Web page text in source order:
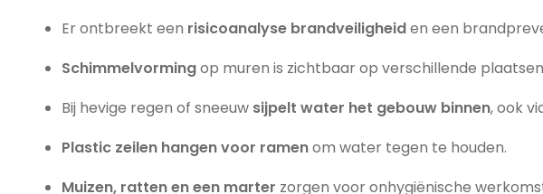
Er ontbreekt een risicoanalyse brandveiligheiden een
Schimmelvormingop muren is zichtbaar op verschillende
Bij hevige regen of sneeuw sijpelt water het gebouw binnen, ook
Plastic zeilen hangen voor ramenom water tegen te houden.
Muizen, ratten en een marter zorgen voor onhygiënische